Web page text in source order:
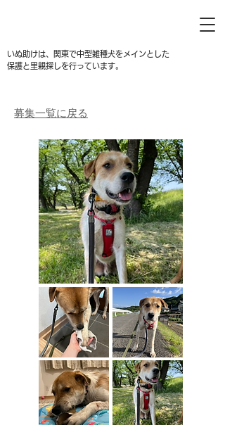
いぬ助けは、関東で中型雑種犬をメインとした
保護と里親探しを行っています。
募集一覧に戻る